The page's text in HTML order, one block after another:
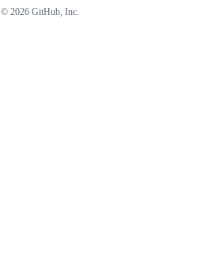
© 2026 GitHub, Inc.